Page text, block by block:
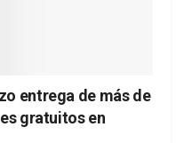
entrega de más de
gratuitos en